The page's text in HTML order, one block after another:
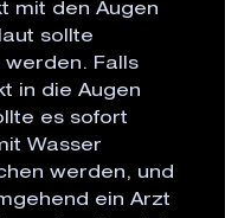
mit den Augen
sollte
Falls
in die Augen
es sofort
Wasser
werden, und
ein Arzt